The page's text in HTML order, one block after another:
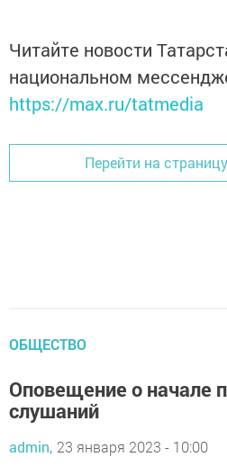
Читайте новости
национальном
https://max.ru/tatmedia
Перейти на
ОБЩЕСТВО
Оповещение о начале
слушаний
admin, 23 января 2023 - 10:00